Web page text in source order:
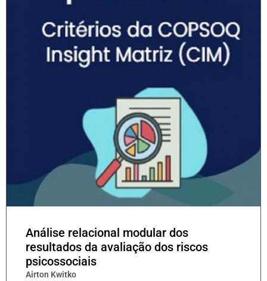
Análise relacional modular dos
resultados da avaliação dos riscos
psicossociais
Airton Kwitko